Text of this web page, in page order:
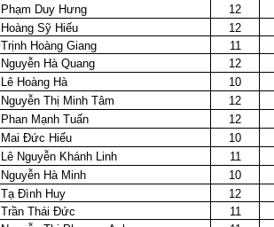
Phạm Duy Hưng
12
Hoàng Sỹ Hiếu
12
Trịnh Hoàng Giang
11
Nguyễn Hà Quang
12
Lê Hoàng Hà
10
Nguyễn Thị Minh Tâm
12
Phan Mạnh Tuấn
12
Mai Đức Hiếu
10
Lê Nguyễn Khánh Linh
11
Nguyễn Hà Minh
10
Tạ Đình Huy
12
Trần Thái Đức
11